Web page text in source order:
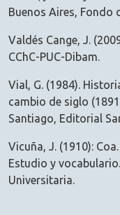
Buenos Aires, Fondo
Valdés Cange, J.
CChC-PUC-Dibam.
Vial, G. (1984).
cambio de siglo
Santiago, Editorial
Vicuña, J. (1910):
Estudio y
Universitaria.